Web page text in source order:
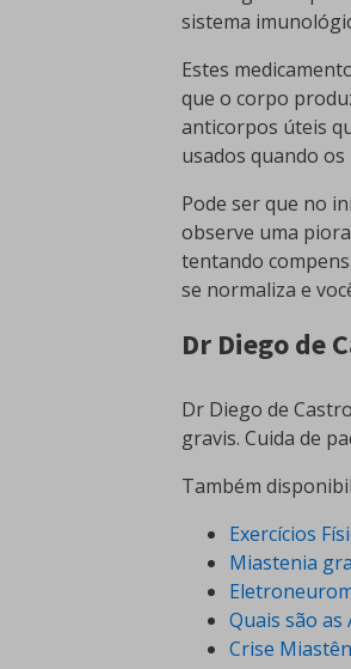
sistema
Estes
que o corpo
anticorpos úteis
usados quando
Pode ser que no
observe uma
tentando
se normaliza e
Dr Diego de
Dr Diego de
gravis. Cuida de
Também
Exercícios
Miastenia
Quais são
Crise